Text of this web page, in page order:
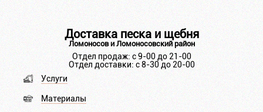
Доставка песка и щебня
Ломоносов и Ломоносовский район
Отдел продаж: с 9-00 до 21-00
Отдел доставки: с 8-30 до 20-00
Услуги
Материалы